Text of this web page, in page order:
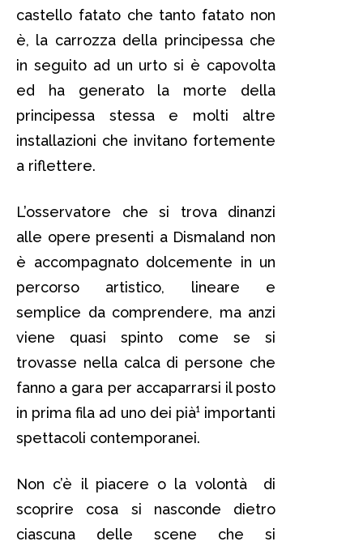
castello fatato che tanto fatato non
è, la carrozza della principessa che
in seguito ad un urto si è capovolta
ed ha generato la morte della
principessa stessa e molti altre
installazioni che invitano fortemente
a riflettere.
L’osservatore che si trova dinanzi
alle opere presenti a Dismaland non
è accompagnato dolcemente in un
percorso artistico, lineare e
semplice da comprendere, ma anzi
viene quasi spinto come se si
trovasse nella calca di persone che
fanno a gara per accaparrarsi il posto
in prima fila ad uno dei pià¹ importanti
spettacoli contemporanei.
Non c’è il piacere o la volontà di
scoprire cosa si nasconde dietro
ciascuna delle scene che si